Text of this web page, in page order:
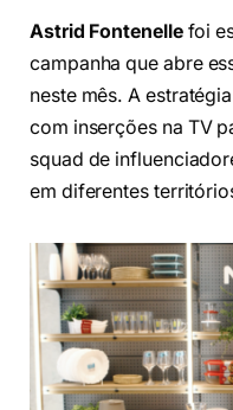
Astrid Fontenellefoi
campanha que abre
neste mês. A
com inserções na TV
squad de
em diferentes